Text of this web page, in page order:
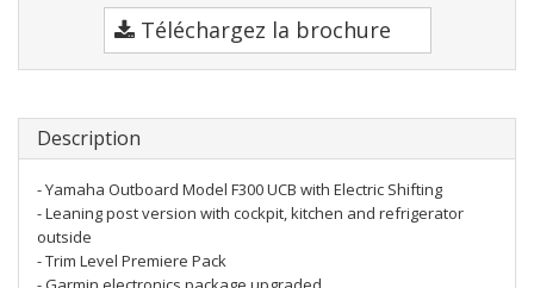
Téléchargez la brochure
Description
- Yamaha Outboard Model F300 UCB with Electric Shifting
- Leaning post version with cockpit, kitchen and refrigerator
outside
- Trim Level Premiere Pack